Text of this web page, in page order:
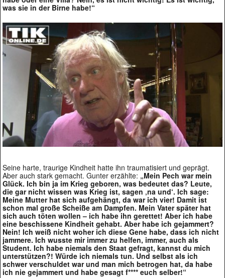
was sie in der Birne habe!“
Seine harte, traurige Kindheit hatte ihn traumatisiert und geprägt.
Aber auch stark gemacht. Gunter erzählte: „Mein Pech war mein
Glück. Ich bin ja im Krieg geboren, was bedeutet das? Leute,
die gar nicht wissen was Krieg ist, sagen ‚na und‘. Ich sage:
Meine Mutter hat sich aufgehängt, da war ich vier! Damit ist
schon mal große Scheiße am Dampfen. Mein Vater später hat
sich auch töten wollen – ich habe ihn gerettet! Aber ich habe
eine beschissene Kindheit gehabt. Aber habe ich gejammert?
Nein! Ich weiß nicht woher ich diese Gene habe, dass ich nicht
jammere. Ich wusste mir immer zu helfen, immer, auch als
Student. Ich habe niemals den Staat gefragt, kannst du mich
unterstützen?! Würde ich niemals tun. Und selbst als ich
schwer verschuldet war und man mich betrogen hat, da habe
ich nie gejammert und habe gesagt f**** euch selber!“